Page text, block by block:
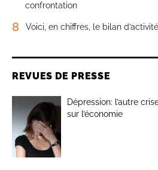
confrontation
8 Voici, en chiffres, le bilan
REVUES DE PRESSE
Dépression: l’autre
sur l’économie